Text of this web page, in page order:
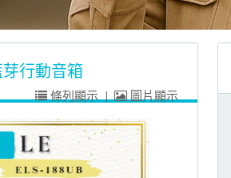
芽行動音箱
條列顯示| 圖片顯示